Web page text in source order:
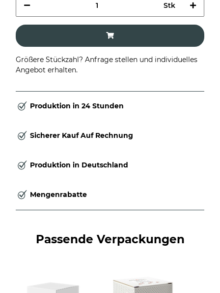
Stk
Größere Stückzahl? Anfrage stellen und individuelles
Angebot erhalten.
Produktion in 24 Stunden
Sicherer Kauf Auf Rechnung
Produktion in Deutschland
Mengenrabatte
Passende Verpackungen